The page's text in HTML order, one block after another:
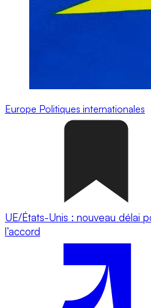
Europe Politiques internationales
UE/États-Unis : nouveau délai
l’accord